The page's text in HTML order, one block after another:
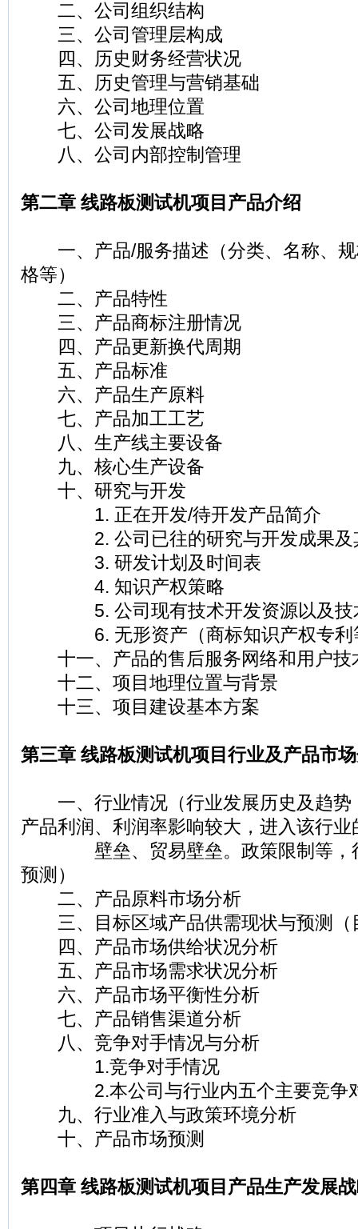
二、公司组织结构
三、公司管理层构成
四、历史财务经营状况
五、历史管理与营销基础
六、公司地理位置
七、公司发展战略
八、公司内部控制管理
第二章 线路板测试机项目产品介绍
一、产品/服务描述（分类、名称、规
格等）
二、产品特性
三、产品商标注册情况
四、产品更新换代周期
五、产品标准
六、产品生产原料
七、产品加工工艺
八、生产线主要设备
九、核心生产设备
十、研究与开发
1. 正在开发/待开发产品简介
2. 公司已往的研究与开发成果及
3. 研发计划及时间表
4. 知识产权策略
5. 公司现有技术开发资源以及技
6. 无形资产（商标知识产权专利
十一、产品的售后服务网络和用户技
十二、项目地理位置与背景
十三、项目建设基本方案
第三章 线路板测试机项目行业及产品市
一、行业情况（行业发展历史及趋势
产品利润、利润率影响较大，进入该行业
壁垒、贸易壁垒。政策限制等，行
预测）
二、产品原料市场分析
三、目标区域产品供需现状与预测（
四、产品市场供给状况分析
五、产品市场需求状况分析
六、产品市场平衡性分析
七、产品销售渠道分析
八、竞争对手情况与分析
1.竞争对手情况
2.本公司与行业内五个主要竞争
九、行业准入与政策环境分析
十、产品市场预测
第四章 线路板测试机项目产品生产发展